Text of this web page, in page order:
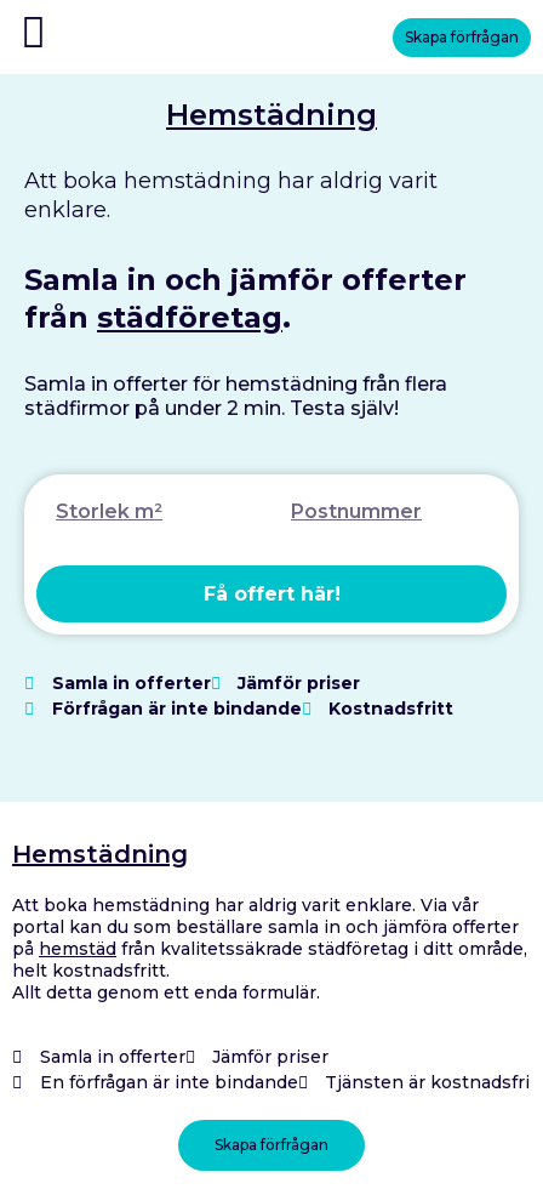
Skapa förfrågan
Hemstädning
Att boka hemstädning har aldrig varit
enklare.
Samla in och jämför offerter
från städföretag.
Samla in offerter för hemstädning från flera
städfirmor på under 2 min. Testa själv!
Få offert här!
Samla in offerter
Jämför priser
Förfrågan är inte bindande
Kostnadsfritt
Hemstädning
Att boka hemstädning har aldrig varit enklare. Via vår
portal kan du som beställare samla in och jämföra offerter
på hemstäd från kvalitetssäkrade städföretag i ditt område,
helt kostnadsfritt.
Allt detta genom ett enda formulär.
Samla in offerter
Jämför priser
En förfrågan är inte bindande
Tjänsten är kostnadsfri
Skapa förfrågan